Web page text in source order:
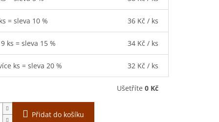
= sleva 10 % 36 Kč / ks
ks = sleva 15 % 34 Kč / ks
ks = sleva 20 % 32 Kč / ks
Ušetříte 0 Kč
Přidat do košíku